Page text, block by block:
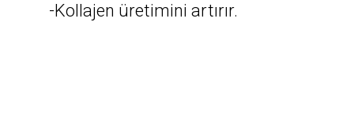
-Kollajen üretimini artırır.